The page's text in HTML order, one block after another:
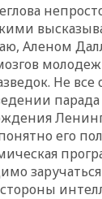
Аленом
Не все
парада
его